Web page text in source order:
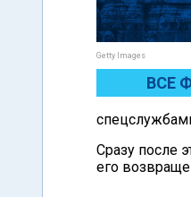
Getty Images
ВСЕ
Сразу после
его